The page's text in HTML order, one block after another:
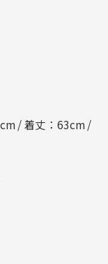
/ 着丈：63cm /